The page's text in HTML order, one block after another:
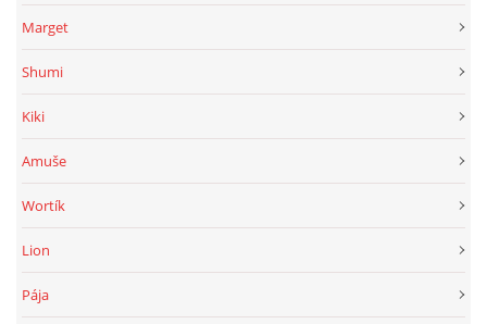
Marget
Shumi
Kiki
Amuše
Wortík
Lion
Pája